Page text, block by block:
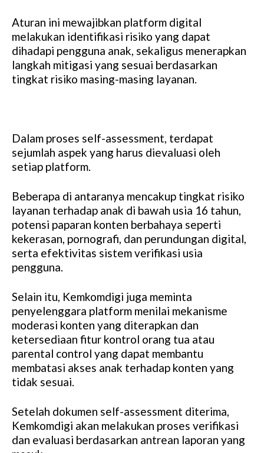
Aturan ini mewajibkan platform digital
melakukan identifikasi risiko yang dapat
dihadapi pengguna anak, sekaligus menerapkan
langkah mitigasi yang sesuai berdasarkan
tingkat risiko masing-masing layanan.
Dalam proses self-assessment, terdapat
sejumlah aspek yang harus dievaluasi oleh
setiap platform.
Beberapa di antaranya mencakup tingkat risiko
layanan terhadap anak di bawah usia 16 tahun,
potensi paparan konten berbahaya seperti
kekerasan, pornografi, dan perundungan digital,
serta efektivitas sistem verifikasi usia
pengguna.
Selain itu, Kemkomdigi juga meminta
penyelenggara platform menilai mekanisme
moderasi konten yang diterapkan dan
ketersediaan fitur kontrol orang tua atau
parental control yang dapat membantu
membatasi akses anak terhadap konten yang
tidak sesuai.
Setelah dokumen self-assessment diterima,
Kemkomdigi akan melakukan proses verifikasi
dan evaluasi berdasarkan antrean laporan yang